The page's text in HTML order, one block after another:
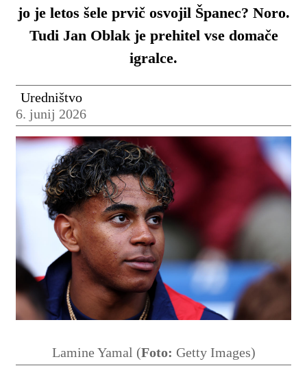
jo je letos šele prvič osvojil Španec? Noro.
Tudi Jan Oblak je prehitel vse domače
igralce.
Uredništvo
6. junij 2026
Lamine Yamal (Foto: Getty Images)